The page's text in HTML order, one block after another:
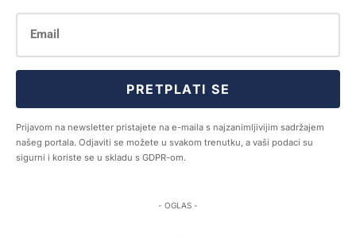
PRETPLATI SE
Prijavom na newsletter pristajete na e-maila s najzanimljivijim sadržajem
našeg portala. Odjaviti se možete u svakom trenutku, a vaši podaci su
sigurni i koriste se u skladu s GDPR-om.
- OGLAS -